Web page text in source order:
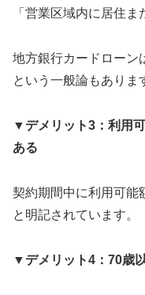
「営業区域内に居住ま
地方銀行カードローン
という一般論もありま
▼デメリット3：利用
ある
契約期間中に利用可能
と明記されています。
▼デメリット4：70歳